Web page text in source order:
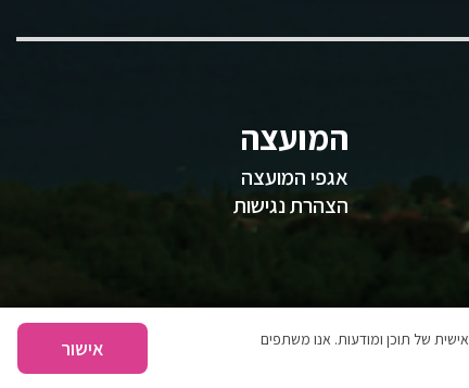
המועצה
אגפי המועצה
הצהרת נגישות
של תוכן ומודעות. אנו משתפים
אישור